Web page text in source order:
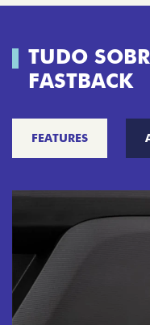
TUDO
FASTBACK
FEATURES